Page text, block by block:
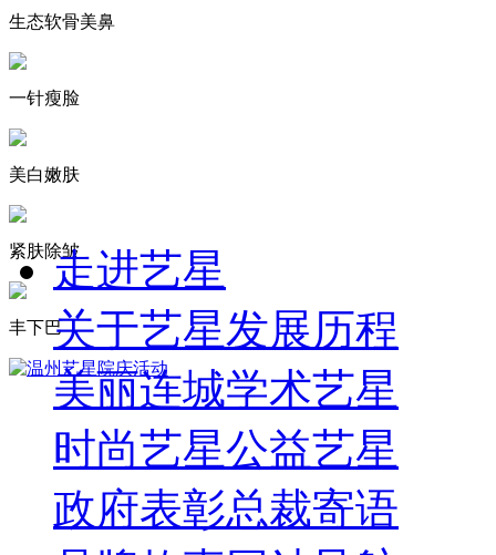
生态软骨美鼻
一针瘦脸
美白嫩肤
紧肤除皱
丰下巴
走进艺星
关于艺星发展历程
美丽连城学术艺星
时尚艺星公益艺星
政府表彰总裁寄语